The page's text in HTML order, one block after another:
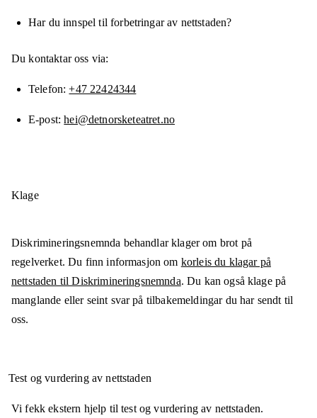
Har du innspel til forbetringar av nettstaden?
Du kontaktar oss via:
Telefon +47 22424344
E-post hei@detnorsketeatret.no
Klage
Diskrimineringsnemnda behandlar klager om brot på
regelverket. Du finn informasjon om korleis du klagar på
nettstaden til Diskrimineringsnemnda. Du kan også klage på
manglande eller seint svar på tilbakemeldingar du har sendt til
oss.
Test og vurdering av nettstaden
Vi fekk ekstern hjelp til test og vurdering av nettstaden.